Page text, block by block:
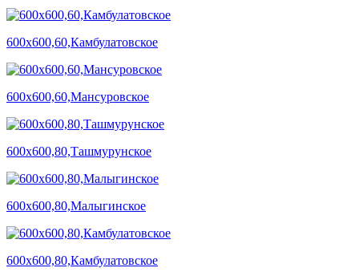
600х600,60,Камбулатовское
600х600,60,Мансуровское
600х600,80,Ташмурунское
600х600,80,Малыгинское
600х600,80,Камбулатовское